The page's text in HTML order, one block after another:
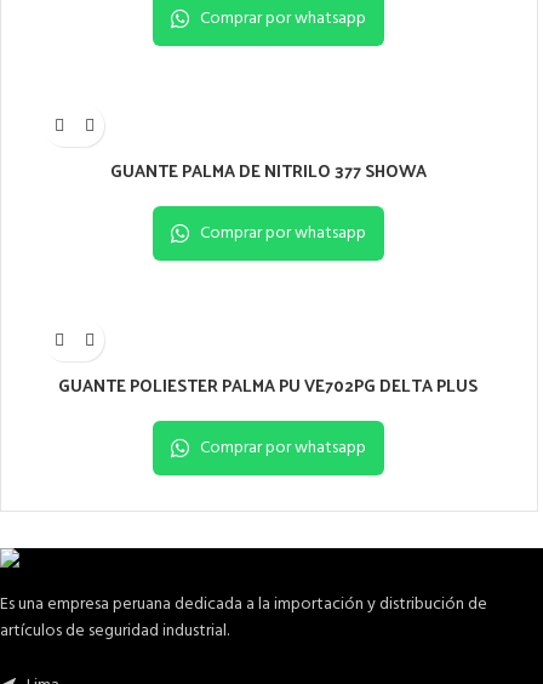
Comprar por whatsapp
GUANTE PALMA DE NITRILO 377 SHOWA
Comprar por whatsapp
GUANTE POLIESTER PALMA PU VE702PG DELTA PLUS
Comprar por whatsapp
Es una empresa peruana dedicada a la importación y distribución de
artículos de seguridad industrial.